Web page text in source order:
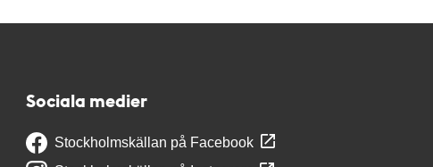
Sociala medier
Stockholmskällan på Facebook